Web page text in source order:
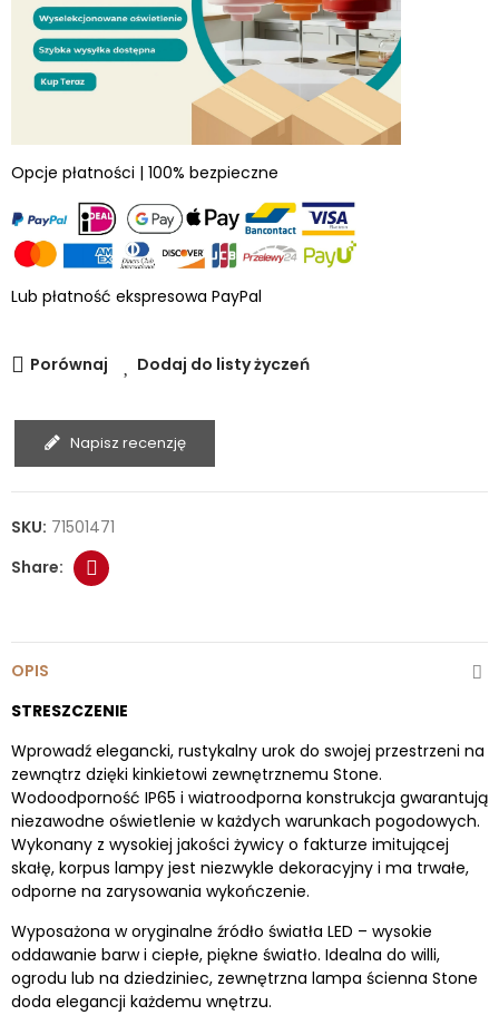
Opcje płatności | 100% bezpieczne
Lub płatność ekspresowa PayPal
Porównaj Dodaj do listy życzeń
Napisz recenzję
SKU: 71501471
OPIS
STRESZCZENIE
Wprowadź elegancki, rustykalny urok do swojej przestrzeni na
zewnątrz dzięki kinkietowi zewnętrznemu Stone.
Wodoodporność IP65 i wiatroodporna konstrukcja gwarantują
niezawodne oświetlenie w każdych warunkach pogodowych.
Wykonany z wysokiej jakości żywicy o fakturze imitującej
skałę, korpus lampy jest niezwykle dekoracyjny i ma trwałe,
odporne na zarysowania wykończenie.
Wyposażona w oryginalne źródło światła LED – wysokie
oddawanie barw i ciepłe, piękne światło. Idealna do willi,
ogrodu lub na dziedziniec, zewnętrzna lampa ścienna Stone
doda elegancji każdemu wnętrzu.